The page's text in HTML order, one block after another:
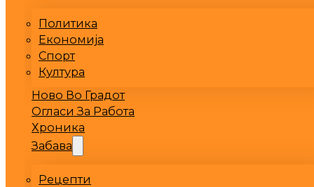
Политика
Економија
Спорт
Култура
Ново Во Градот
Огласи За Работа
Хроника
Забава
Рецепти